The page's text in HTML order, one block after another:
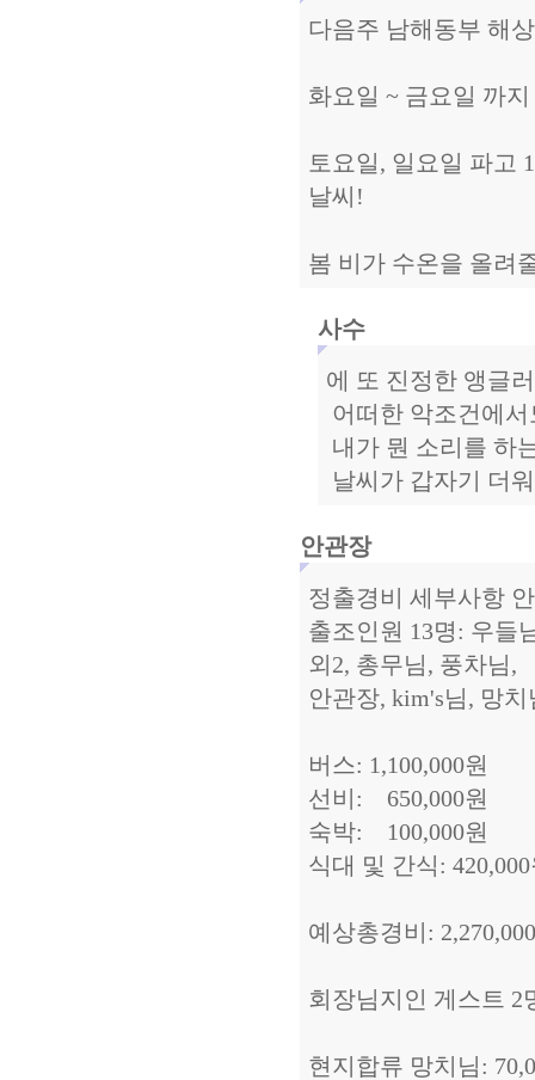
다음주 남해동부 해
화요일 ~ 금요일 까
토요일, 일요일 파고
날씨!
봄 비가 수온을 올려
사수
에 또 진정한 앵글
어떠한 악조건에
내가 뭔 소리를 하
날씨가 갑자기 더
안관장
정출경비 세부사항
출조인원 13명: 우들
외2, 총무님, 풍차님,
안관장, kim's님, 망
버스: 1,100,000원
선비: 650,000원
숙박: 100,000원
식대 및 간식:
예상총경비:
회장님지인 게스트 2
현지합류 망치님: